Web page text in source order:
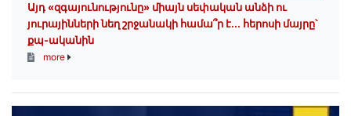
Այդ «զգայունությունը» միայն սեփական անձի ու
յուրայինների նեղ շրջանակի համա՞ր է․․․ հերոսի մայրը՝
քպ-ականին
more